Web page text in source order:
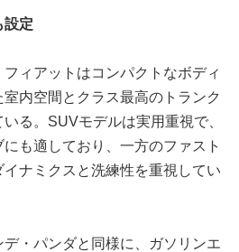
設定
ィアットはコンパクトなボディ
内空間とクラス最高のトランク
る。SUVモデルは実用重視で、
も適しており、一方のファスト
ナミクスと洗練性を重視してい
・パンダと同様に、ガソリンエ